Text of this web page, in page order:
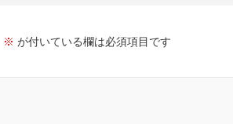
※ が付いている欄は必須項目です